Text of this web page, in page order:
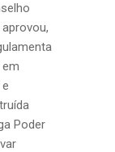
Poder